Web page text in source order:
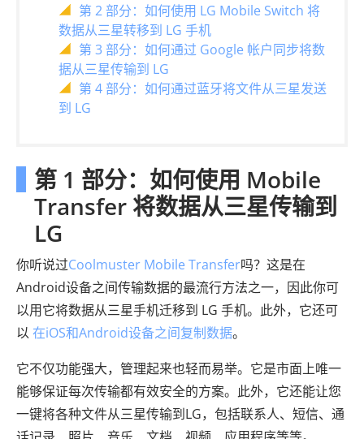
第 2 部分：如何使用 LG Mobile Switch 将
数据从三星转移到 LG 手机
第 3 部分：如何通过 Google 帐户同步将数
据从三星传输到 LG
第 4 部分：如何通过蓝牙将文件从三星发送
到 LG
第 1 部分：如何使用 Mobile
Transfer 将数据从三星传输到
LG
你听说过Coolmuster Mobile Transfer吗？这是在
Android设备之间传输数据的最流行方法之一，因此你可
以用它将数据从三星手机迁移到 LG 手机。此外，它还可
以 在iOS和Android设备之间复制数据。
它不仅功能强大，管理起来也轻而易举。它是市面上唯一
能够保证每次传输都有效安全的方案。此外，它还能让您
一键将各种文件从三星传输到LG，包括联系人、短信、通